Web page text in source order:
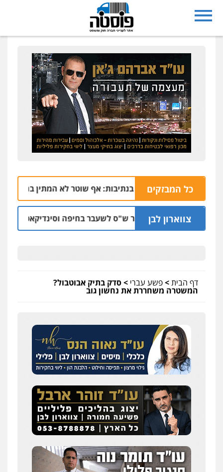
כל המבזקים
הרצח בנתיבות: אף שוטר לא המתין בנתב"ג
צווארון לבן
כתב אישום: יו"ר ש"ס לשעבר בחיפה וסינדיקאט
דף הבית>פשע עברי >סדק בתיק אבוטבול?
המשטרה משחררת את נחשון גוב